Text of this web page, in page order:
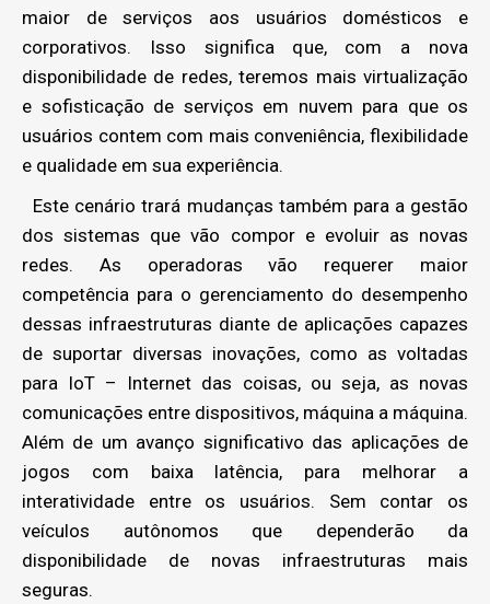
maior de serviços aos usuários domésticos e
corporativos. Isso significa que, com a nova
disponibilidade de redes, teremos mais virtualização
e sofisticação de serviços em nuvem para que os
usuários contem com mais conveniência, flexibilidade
e qualidade em sua experiência.
Este cenário trará mudanças também para a gestão
dos sistemas que vão compor e evoluir as novas
redes. As operadoras vão requerer maior
competência para o gerenciamento do desempenho
dessas infraestruturas diante de aplicações capazes
de suportar diversas inovações, como as voltadas
para IoT – Internet das coisas, ou seja, as novas
comunicações entre dispositivos, máquina a máquina.
Além de um avanço significativo das aplicações de
jogos com baixa latência, para melhorar a
interatividade entre os usuários. Sem contar os
veículos autônomos que dependerão da
disponibilidade de novas infraestruturas mais
seguras.